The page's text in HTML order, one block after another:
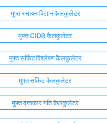
मुफ्त रसायन विज्ञान कैलकुलेटर
मुफ्त CIDR कैलकुलेटर
मुफ्त सर्किट विश्लेषण कैलकुलेटर
मुफ्त सर्किट कैलकुलेटर
मुफ्त वृत्ताकार गति कैलकुलेटर